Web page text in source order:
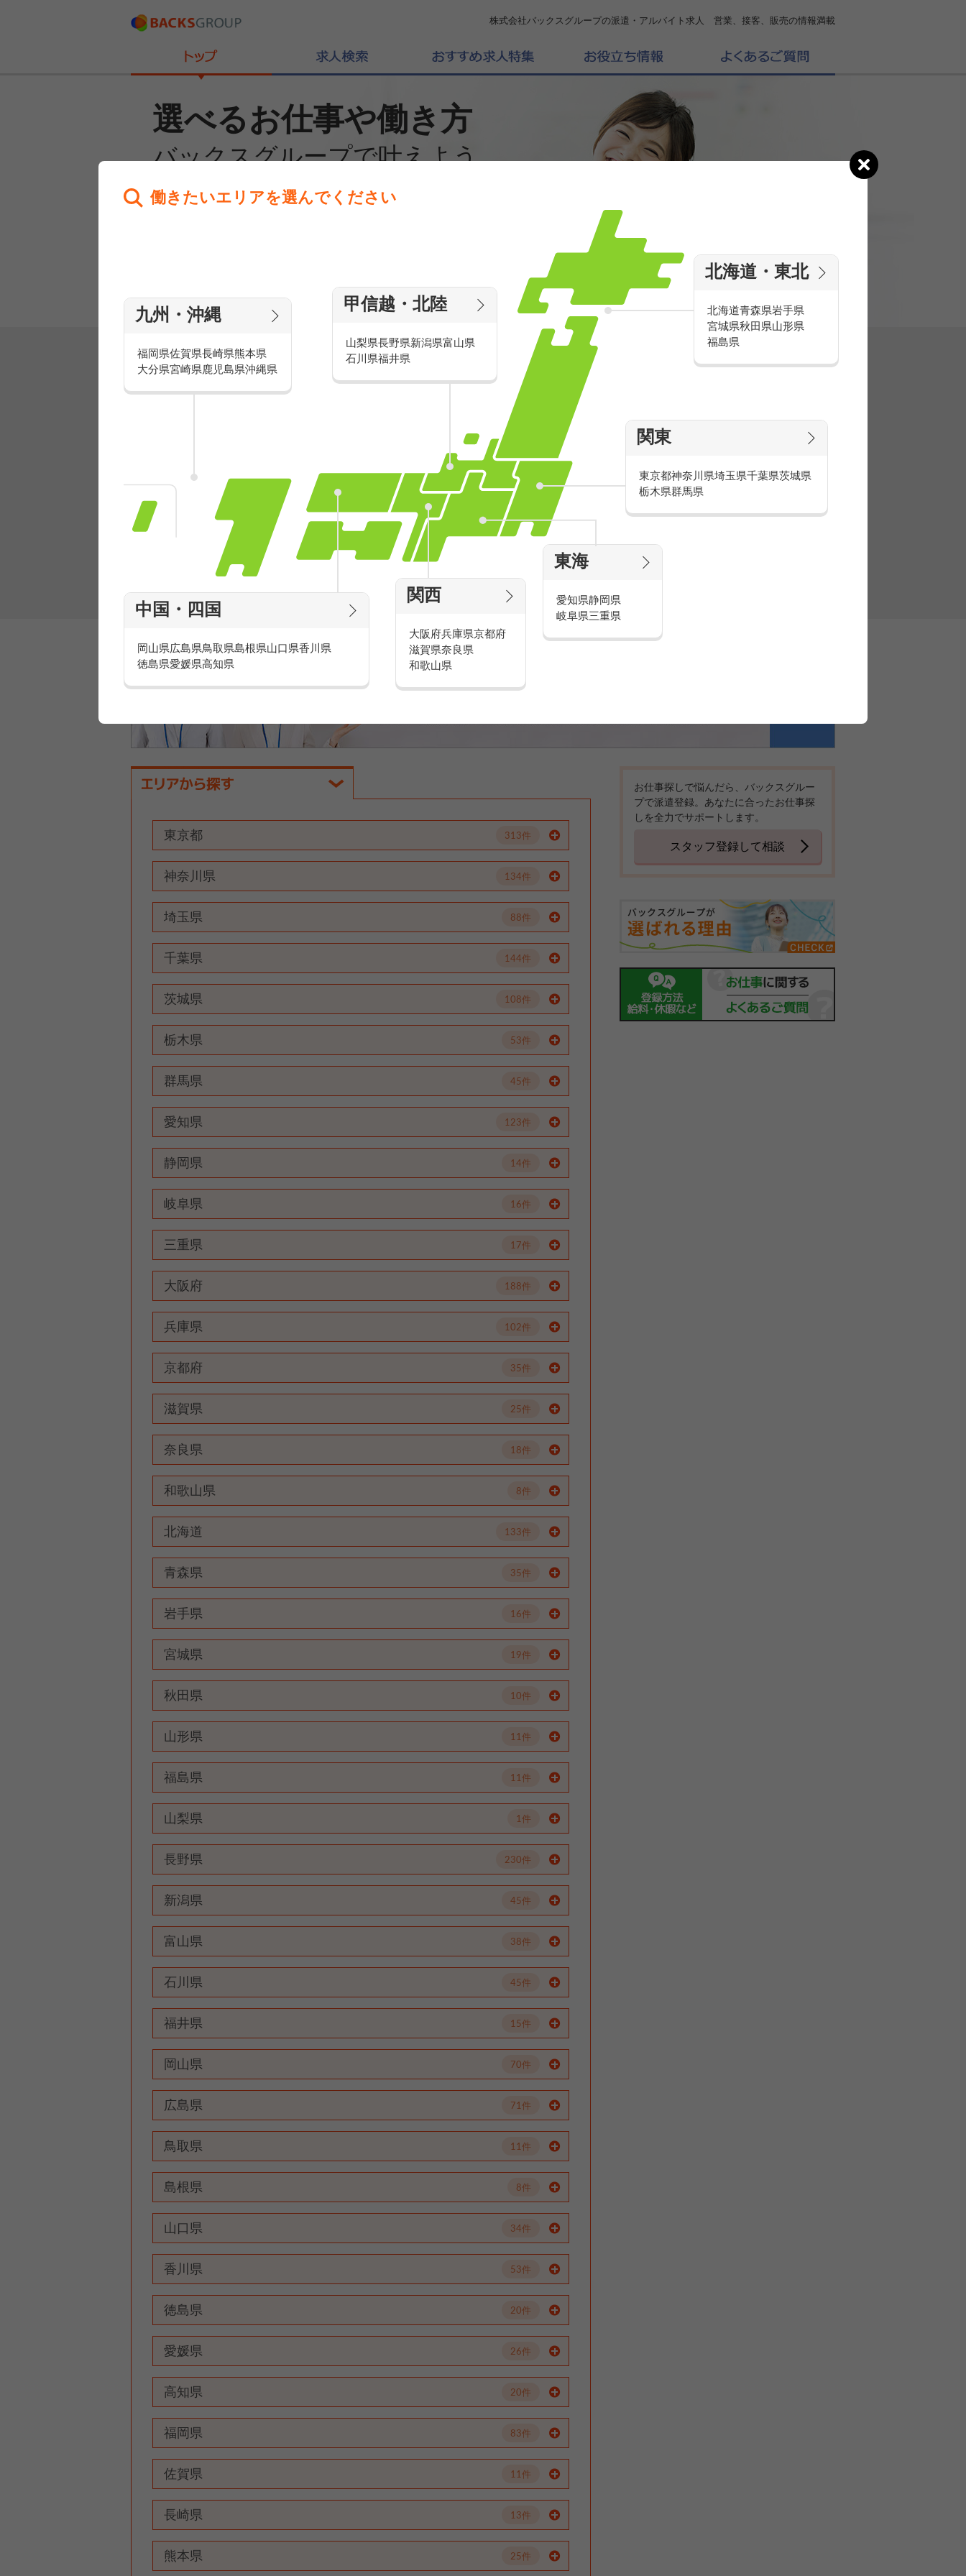
株式会社バックスグループの派遣・アルバイト求人 営業、接客、販売の情報満載
選べるお仕事や働き方
バックスグループで叶えよう
働きたいエリアを選んでください
エリアの
働きたいエリアを選んでください
北海道・東北
北海道青森県岩手県
宮城県秋田県山形県
福島県
関東
東京都神奈川県埼玉県千葉県茨城県
栃木県群馬県
東海
愛知県静岡県
岐阜県三重県
関西
大阪府兵庫県京都府
滋賀県奈良県
和歌山県
中国・四国
岡山県広島県鳥取県島根県山口県香川県
徳島県愛媛県高知県
九州・沖縄
福岡県佐賀県長崎県熊本県
大分県宮崎県鹿児島県沖縄県
甲信越・北陸
山梨県長野県新潟県富山県
石川県福井県
派遣・アルバイトのおすすめ求人特集
有名ブランドで楽しく働こう
人気を誇るブランドで 販売&店舗運営スタッ
フ積極採用中！
家電量販店の派遣・バイト求人
家電量販店で働くメリットをご紹介！
官庁・官公庁のお仕事とは
東京都 313件
神奈川県 134件
埼玉県 88件
千葉県 144件
茨城県 108件
栃木県 53件
群馬県 45件
愛知県 123件
静岡県 14件
岐阜県 16件
三重県 17件
大阪府 188件
兵庫県 102件
京都府 35件
滋賀県 25件
奈良県 18件
和歌山県 8件
北海道 133件
青森県 35件
岩手県 16件
宮城県 19件
秋田県 10件
山形県 11件
福島県 11件
山梨県 1件
長野県 230件
新潟県 45件
富山県 38件
石川県 45件
福井県 15件
岡山県 70件
広島県 71件
鳥取県 11件
島根県 8件
山口県 34件
香川県 53件
徳島県 20件
愛媛県 26件
高知県 20件
福岡県 83件
佐賀県 11件
長崎県 13件
熊本県 25件
お仕事探しで悩んだら、バックスグルー
プで派遣登録。あなたに合ったお仕事探
しを全力でサポートします。
スタッフ登録して相談